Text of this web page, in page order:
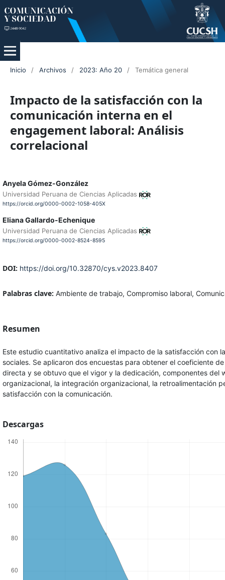
Inicio / Archivos / 2023: Año 20 / Temática general
Impacto de la satisfacción con la
comunicación interna en el
engagement laboral: Análisis
correlacional
Anyela Gómez-González
Universidad Peruana de Ciencias Aplicadas
https://orcid.org/0000-0002-1058-405X
Eliana Gallardo-Echenique
Universidad Peruana de Ciencias Aplicadas
https://orcid.org/0000-0002-8524-8595
DOI: https://doi.org/10.32870/cys.v2023.8407
Palabras clave: Ambiente de trabajo, Compromiso laboral,
Resumen
Este estudio cuantitativo analiza el impacto de la satisfacción con
sociales. Se aplicaron dos encuestas para obtener el coeficiente
directa y se obtuvo que el vigor y la dedicación, componentes
organizacional, la integración organizacional, la retroalimentación
satisfacción con la comunicación.
Descargas